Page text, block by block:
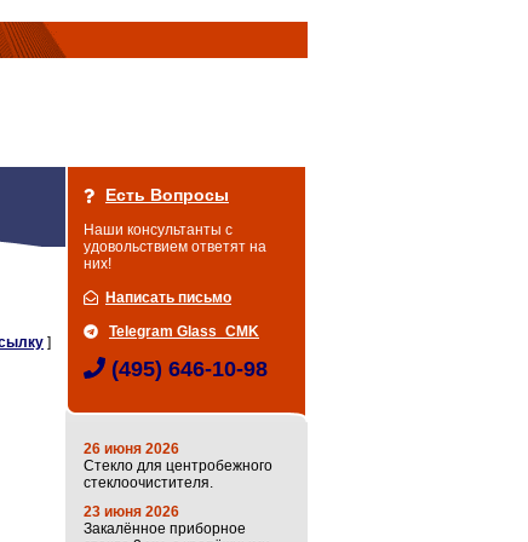
]
Есть Вопросы
Наши консультанты с
удовольствием ответят на
них!
Написать письмо
Telegram Glass_CMK
(495) 646-10-98
26 июня 2026
Стекло для центробежного
стеклоочистителя.
23 июня 2026
Закалённое приборное